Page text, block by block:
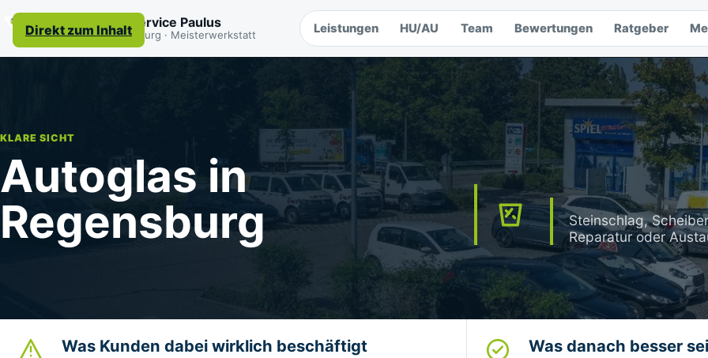
Direkt zum Inhalt
Autoservice Paulus
Regensburg · Meisterwerkstatt Leistungen HU/AU Team Bewertungen Ratgeber
KLARE SICHT
Autoglas in
Regensburg
Steinschlag,
Reparatur oder
Was Kunden dabei wirklich beschäftigt Was danach besser